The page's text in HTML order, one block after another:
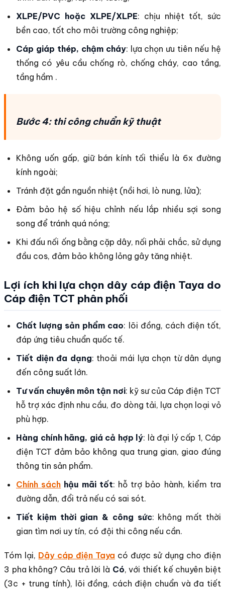
XLPE/PVC hoặc XLPE/XLPE: chịu nhiệt tốt, sức
bền cao, tốt cho môi trường công nghiệp;
Cáp giáp thép, chậm cháy: lựa chọn ưu tiên nếu hệ
thống có yêu cầu chống rò, chống cháy, cao tầng,
tầng hầm .
Bước 4: thi công chuẩn kỹ thuật
Không uốn gấp, giữ bán kính tối thiểu là 6x đường
kính ngoài;
Tránh đặt gần nguồn nhiệt (nồi hơi, lò nung, lửa);
Đảm bảo hệ số hiệu chỉnh nếu lắp nhiều sợi song
song để tránh quá nóng;
Khi đấu nối ống bằng cặp dây, nối phải chắc, sử dụng
đầu cos, đảm bảo không lỏng gây tăng nhiệt.
Lợi ích khi lựa chọn dây cáp điện Taya do
Cáp điện TCT phân phối
Chất lượng sản phẩm cao: lõi đồng, cách điện tốt,
đáp ứng tiêu chuẩn quốc tế.
Tiết diện đa dạng: thoải mái lựa chọn từ dân dụng
đến công suất lớn.
Tư vấn chuyên môn tận nơi: kỹ sư của Cáp điện TCT
hỗ trợ xác định nhu cầu, đo dòng tải, lựa chọn loại vỏ
phù hợp.
Hàng chính hãng, giá cả hợp lý: là đại lý cấp 1, Cáp
điện TCT đảm bảo không qua trung gian, giao đúng
thông tin sản phẩm.
Chính sách hậu mãi tốt: hỗ trợ bảo hành, kiểm tra
đường dẫn, đổi trả nếu có sai sót.
Tiết kiệm thời gian & công sức: không mất thời
gian tìm nơi uy tín, có đội thi công nếu cần.
Tóm lại, Dây cáp điện Taya có được sử dụng cho điện
3 pha không? Câu trả lời là Có, với thiết kế chuyên biệt
(3c + trung tính), lõi đồng, cách điện chuẩn và đa tiết